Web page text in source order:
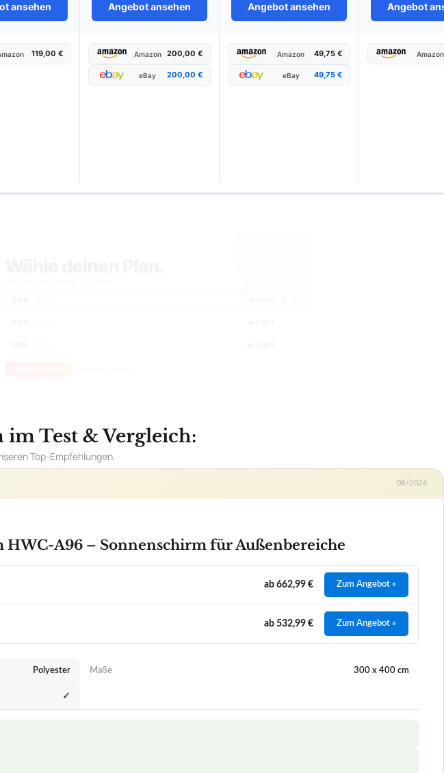
ansehen Angebot ansehen Angebot ansehen Angebot
119,00 € Amazon 200,00 €
eBay 200,00 €
Amazon 49,75 €
eBay 49,75 €
Amazon
Polyester Maße 300 x 400 cm
Hauptrohr und Ausleger zur Schonung des Materials
HWC-A96 – Sonnenschirm für Außenbereiche
A96? +
A96?
Wind?
zu anderen Modellen hinsichtlich seiner Langlebigkeit ab?